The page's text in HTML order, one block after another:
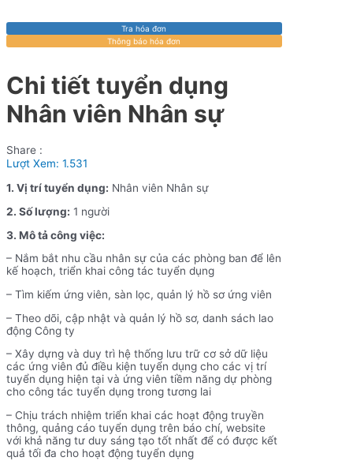
Tra hóa đơn
Thông báo hóa đơn
Chi tiết tuyển dụng
Nhân viên Nhân sự
Share :
Lượt Xem: 1.531
1. Vị trí tuyển dụng: Nhân viên Nhân sự
2. Số lượng: 1 người
3. Mô tả công việc:
– Nắm bắt nhu cầu nhân sự của các phòng ban để lên
kế hoạch, triển khai công tác tuyển dụng
– Tìm kiếm ứng viên, sàn lọc, quản lý hồ sơ ứng viên
– Theo dõi, cập nhật và quản lý hồ sơ, danh sách lao
động Công ty
– Xây dựng và duy trì hệ thống lưu trữ cơ sở dữ liệu
các ứng viên đủ điều kiện tuyển dụng cho các vị trí
tuyển dụng hiện tại và ứng viên tiềm năng dự phòng
cho công tác tuyển dụng trong tương lai
– Chịu trách nhiệm triển khai các hoạt động truyền
thông, quảng cáo tuyển dụng trên báo chí, website
với khả năng tư duy sáng tạo tốt nhất để có được kết
quả tối đa cho hoạt động tuyển dụng